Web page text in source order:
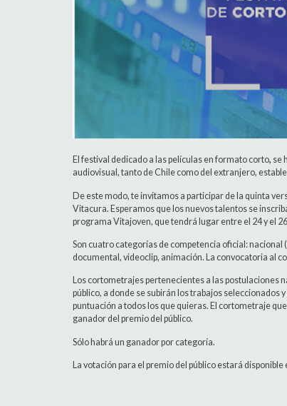
El festival dedicado a las películas en formato corto, se
audiovisual, tanto de Chile como del extranjero,
De este modo, te invitamos a participar de la quinta
Vitacura. Esperamos que los nuevos talentos se
programa Vitajoven, que tendrá lugar entre el 24 y el
Son cuatro categorías de competencia oficial:
documental, videoclip, animación. La convocatoria al
Los cortometrajes pertenecientes a las postulaciones
público, a donde se subirán los trabajos
puntuación a todos los que quieras. El cortometraje
ganador del premio del público.
Sólo habrá un ganador por categoría.
La votación para el premio del público estará